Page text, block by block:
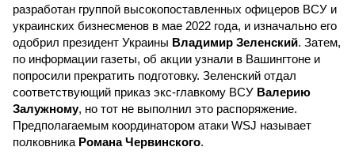
разработан группой высокопоставленных офицеров ВСУ и
украинских бизнесменов в мае 2022 года, и изначально его
одобрил президент Украины Владимир Зеленский. Затем,
по информации газеты, об акции узнали в Вашингтоне и
попросили прекратить подготовку. Зеленский отдал
соответствующий приказ экс-главкому ВСУ Валерию
Залужному, но тот не выполнил это распоряжение.
Предполагаемым координатором атаки WSJ называет
полковника Романа Червинского.